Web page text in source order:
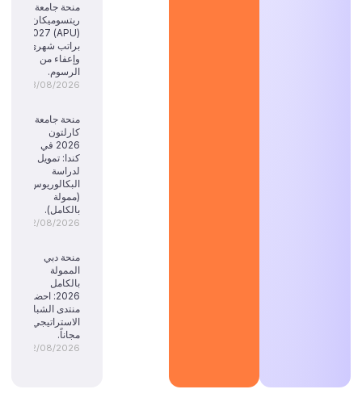
منحة جامعة
ريتسوميكان
(APU) 2027:
براتب شهري
وإعفاء من
الرسوم.
03/08/2026
منحة جامعة
كارلتون
2026 في
كندا: تمويل
لدراسة
البكالوريوس
(ممولة
بالكامل).
02/08/2026
منحة دبي
الممولة
بالكامل
2026: احضر
منتدى الشباب
الاستراتيجي
مجاناً.
02/08/2026